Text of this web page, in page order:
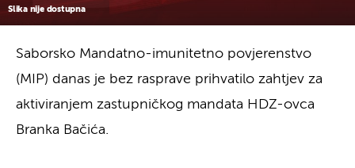
Slika nije dostupna
Saborsko Mandatno-imunitetno povjerenstvo
(MIP) danas je bez rasprave prihvatilo zahtjev za
aktiviranjem zastupničkog mandata HDZ-ovca
Branka Bačića.